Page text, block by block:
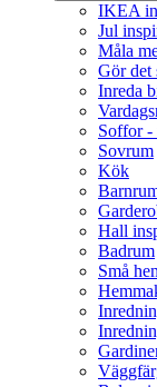
IKEA
Jul
Måla
Gör det
Inreda
Soffor -
Sovrum
Kök
Hall
Badrum
Små